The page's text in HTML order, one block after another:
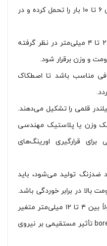
می‌شود. این بدنه باید فشار کاری ۶ تا ۱۰ بار را تحمل کرده و در
ضخامت دیواره بدنه معمولاً بین ۲ تا ۴ میلی‌متر در نظر گرفته
و وزن برقرار شود.
مناسب باشد تا اصطکاک
قلمی را تشکیل می‌دهند.
وزن یا پلاستیک مهندسی
قرارگیری اورینگ‌های
ضدزنگ تولید می‌شود، باید
در برابر خوردگی باشد.
قطر میله در جک‌های قلمی معمولاً بین ۴ تا ۱۲ میلی‌متر متغیر
است و نسبت قطر میله به قطر bore تأثیر مستقیمی بر نیروی